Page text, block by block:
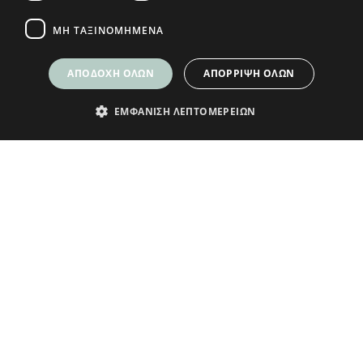
ΜΗ ΤΑΞΙΝΟΜΗΜΈΝΑ
ΑΠΟΔΟΧΉ ΌΛΩΝ ΑΠΌΡΡΙΨΗ ΌΛΩΝ
ΕΜΦΆΝΙΣΗ ΛΕΠΤΟΜΕΡΕΙΏΝ